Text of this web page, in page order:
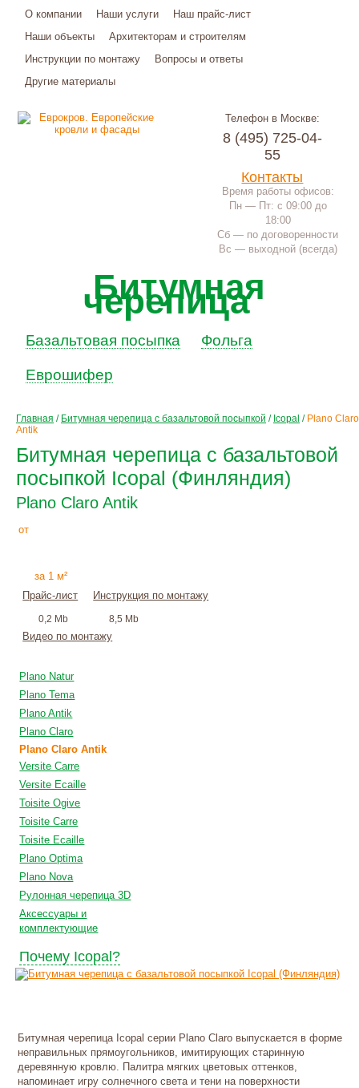
О компании Наши услуги
Наш прайс-лист
Наши объекты
Архитекторам и строителям
Инструкции по монтажу
Вопросы и ответы
Другие материалы
Телефон в Москве:
8 (495) 725-04-
55
Контакты
Время работы офисов:
Пн — Пт: с 09:00 до
18:00
Сб — по договоренности
Вс — выходной (всегда)
Битумная
черепица
Базальтовая посыпка Фольга
Еврошифер
Главная / Битумная черепица с базальтовой посыпкой / Icopal / Plano Claro
Antik
Битумная черепица с базальтовой
посыпкой Icopal (Финляндия)
Plano Claro Antik
от
за 1 м²
Прайс-лист
0,2 Mb
Инструкция по монтажу
8,5 Mb
Видео по монтажу
Plano Natur
Plano Tema
Plano Antik
Plano Claro
Plano Claro Antik
Versite Carre
Versite Ecaille
Toisite Ogive
Toisite Carre
Toisite Ecaille
Plano Optima
Plano Nova
Рулонная черепица 3D
Аксессуары и
комплектующие
Почему Icopal?
Битумная черепица Icopal серии Plano Claro выпускается в форме
неправильных прямоугольников, имитирующих старинную
деревянную кровлю. Палитра мягких цветовых оттенков,
напоминает игру солнечного света и тени на поверхности